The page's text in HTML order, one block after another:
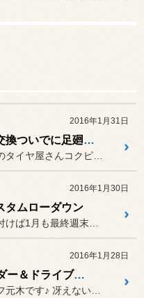
2016年1月31日
ラクティスタイヤ交換ついでに足廻り交換
2016年1月30日
タムローダウン
2016年1月28日
50プリウス レーダー＆ドライブレコーダー取り付け！